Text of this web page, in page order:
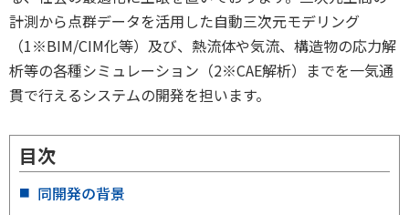
計測から点群データを活用した自動三次元モデリング
（1※BIM/CIM化等）及び、熱流体や気流、構造物の応力解
析等の各種シミュレーション（2※CAE解析）までを一気通
貫で行えるシステムの開発を担います。
目次
同開発の背景